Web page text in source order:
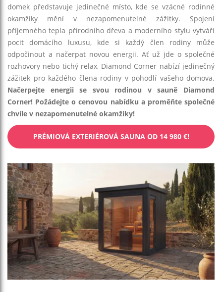
domek představuje jedinečné místo, kde se vzácné rodinné
okamžiky mění v nezapomenutelné zážitky. Spojení
příjemného tepla přírodního dřeva a moderního stylu vytváří
pocit domácího luxusu, kde si každý člen rodiny může
odpočinout a načerpat novou energii. Ať už jde o společné
rozhovory nebo tichý relax, Diamond Corner nabízí jedinečný
zážitek pro každého člena rodiny v pohodlí vašeho domova.
Načerpejte energii se svou rodinou v sauně Diamond
Corner! Požádejte o cenovou nabídku a proměňte společné
chvíle v nezapomenutelné okamžiky!
PRÉMIOVÁ EXTERIÉROVÁ SAUNA OD 14 980 €!